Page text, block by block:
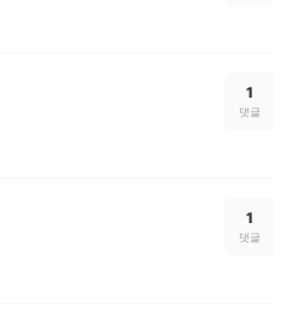
1
댓글
1
댓글